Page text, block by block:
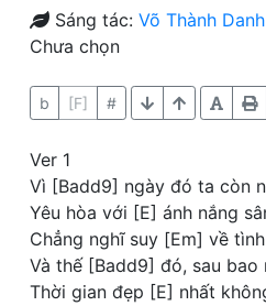
Sáng tác: Võ Thành Danh
Chưa chọn
b [F] #
Ver 1
Vì [Badd9] ngày đó ta còn
Yêu hòa với [E] ánh nắng
Chẳng nghĩ suy [Em] về
Và thế [Badd9] đó, sau bao
Thời gian đẹp [E] nhất